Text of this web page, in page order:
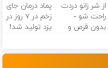
پرسش‌نامه رو پر
کن ▶
از شر زانو دردت
راحت شو -
بدون قرص و
پماد درمان جای
زخم در ۷ روز در
یزد تولید شد!